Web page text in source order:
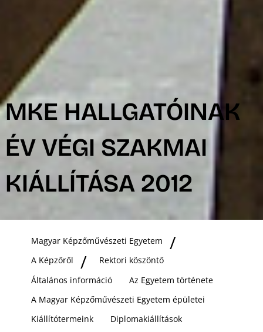
MKE HALLGATÓINAK
ÉV VÉGI SZAKMAI
KIÁLLÍTÁSA 2012
Magyar Képzőművészeti Egyetem
A Képzőről
Rektori köszöntő
Általános információ
Az Egyetem története
A Magyar Képzőművészeti Egyetem épületei
Kiállítótermeink
Diplomakiállítások